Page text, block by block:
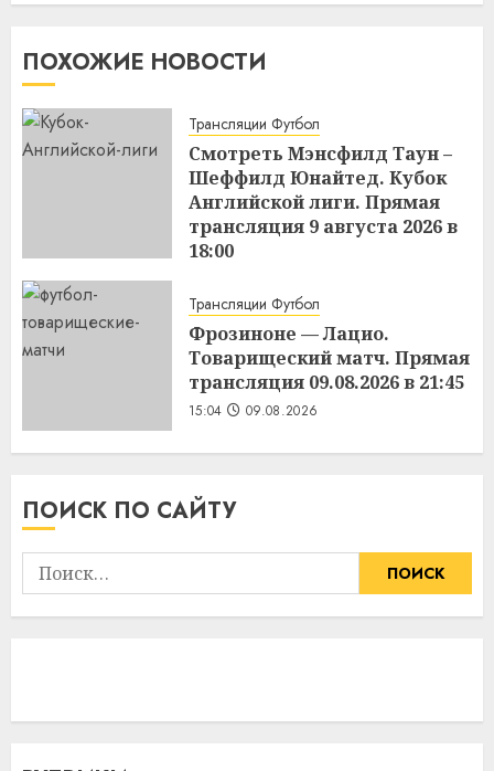
ПОХОЖИЕ НОВОСТИ
Трансляции Футбол
Смотреть Мэнсфилд Таун –
Шеффилд Юнайтед. Кубок
Английской лиги. Прямая
трансляция 9 августа 2026 в
18:00
Трансляции Футбол
Фрозиноне — Лацио.
Товарищеский матч. Прямая
трансляция 09.08.2026 в 21:45
15:04 09.08.2026
ПОИСК ПО САЙТУ
Найти: